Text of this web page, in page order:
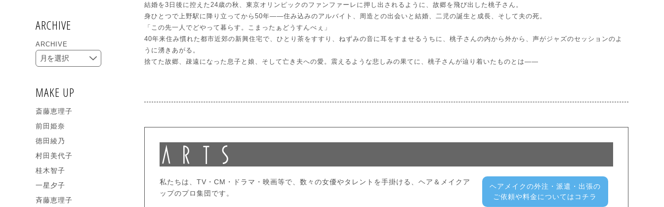
結婚を3日後に控えた24歳の秋、東京オリンピックのファンファーレに押し出されるように、故郷を飛び出した桃子さん。
身ひとつで上野駅に降り立ってから50年――住み込みのアルバイト、周造との出会いと結婚、二児の誕生と成長、そして夫の死。
「この先一人でどやって暮らす。こまったぁどうすんべぇ」
40年来住み慣れた都市近郊の新興住宅で、ひとり茶をすすり、ねずみの音に耳をすませるうちに、桃子さんの内から外から、声がジャズのセッションのよ
うに湧きあがる。
捨てた故郷、疎遠になった息子と娘、そして亡き夫への愛。震えるような悲しみの果てに、桃子さんが辿り着いたものとは――
私たちは、TV・CM・ドラマ・映画等で、数々の女優やタレントを手掛ける、ヘア＆メイクア
ップのプロ集団です。
ヘアメイクの外注・派遣・出張の
ご依頼や料金についてはコチラ
ARCHIVE
ARCHIVE
MAKE UP
斎藤恵理子
前田姫奈
徳田綾乃
村田美代子
桂木智子
一星夕子
斉藤恵理子